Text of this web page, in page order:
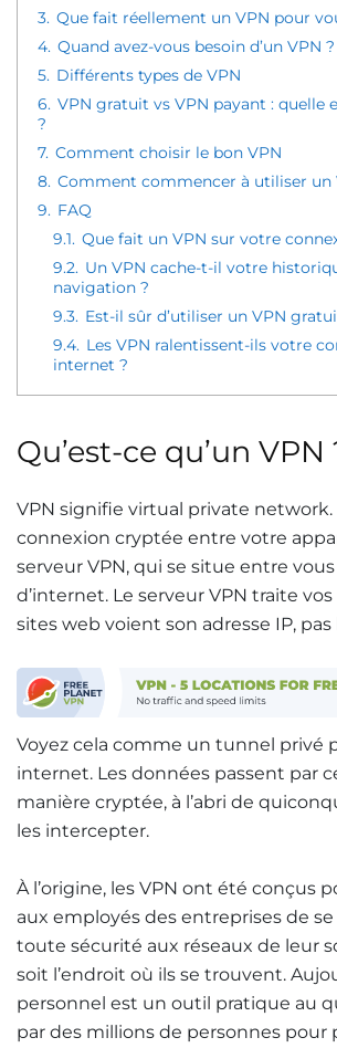
3. Que fait réellement un VPN pour
4. Quand avez-vous besoin d’un VPN ?
5. Différents types de VPN
6. VPN gratuit vs VPN payant : quelle
?
7. Comment choisir le bon VPN
8. Comment commencer à utiliser un
9. FAQ
9.1. Que fait un VPN sur votre
9.2. Un VPN cache-t-il votre
navigation ?
9.3. Est-il sûr d’utiliser un VPN
9.4. Les VPN ralentissent-ils votre
internet ?
Qu’est-ce qu’un VPN
VPN signifie virtual private network.
connexion cryptée entre votre
serveur VPN, qui se situe entre
d’internet. Le serveur VPN traite
sites web voient son adresse IP, pas
Voyez cela comme un tunnel privé
internet. Les données passent par
manière cryptée, à l’abri de
les intercepter.
À l’origine, les VPN ont été conçus
aux employés des entreprises de
toute sécurité aux réseaux de leur
soit l’endroit où ils se trouvent.
personnel est un outil pratique au
par des millions de personnes pour